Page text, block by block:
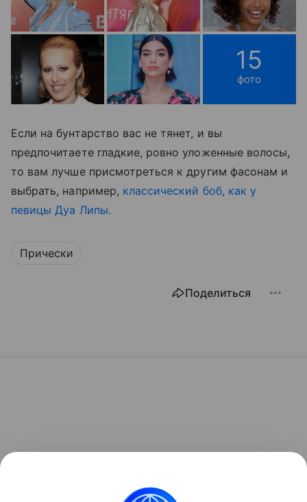
15
фото
Если на бунтарство вас не тянет, и вы
предпочитаете гладкие, ровно уложенные волосы,
то вам лучше присмотреться к другим фасонам и
выбрать, например, классический боб, как у
певицы Дуа Липы.
Прически
Поделиться